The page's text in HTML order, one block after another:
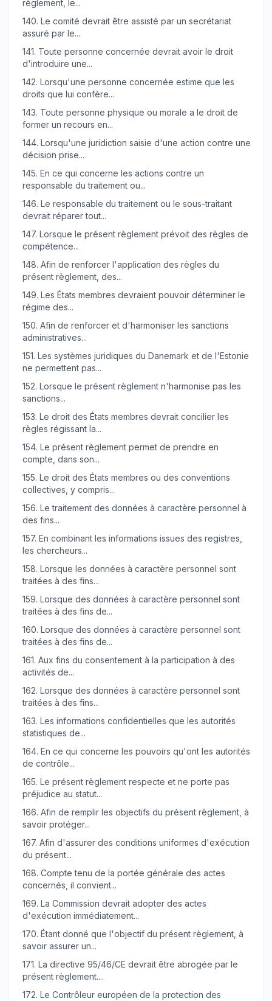
règlement, le...
140. Le comité devrait être assisté par un secrétariat
assuré par le...
141. Toute personne concernée devrait avoir le droit
d'introduire une...
142. Lorsqu'une personne concernée estime que les
droits que lui confère...
143. Toute personne physique ou morale a le droit de
former un recours en...
144. Lorsqu'une juridiction saisie d'une action contre une
décision prise...
145. En ce qui concerne les actions contre un
responsable du traitement ou...
146. Le responsable du traitement ou le sous-traitant
devrait réparer tout...
147. Lorsque le présent règlement prévoit des règles de
compétence...
148. Afin de renforcer l'application des règles du
présent règlement, des...
149. Les États membres devraient pouvoir déterminer le
régime des...
150. Afin de renforcer et d'harmoniser les sanctions
administratives...
151. Les systèmes juridiques du Danemark et de l'Estonie
ne permettent pas...
152. Lorsque le présent règlement n'harmonise pas les
sanctions...
153. Le droit des États membres devrait concilier les
règles régissant la...
154. Le présent règlement permet de prendre en
compte, dans son...
155. Le droit des États membres ou des conventions
collectives, y compris...
156. Le traitement des données à caractère personnel à
des fins...
157. En combinant les informations issues des registres,
les chercheurs...
158. Lorsque les données à caractère personnel sont
traitées à des fins...
159. Lorsque des données à caractère personnel sont
traitées à des fins de...
160. Lorsque des données à caractère personnel sont
traitées à des fins de...
161. Aux fins du consentement à la participation à des
activités de...
162. Lorsque des données à caractère personnel sont
traitées à des fins...
163. Les informations confidentielles que les autorités
statistiques de...
164. En ce qui concerne les pouvoirs qu'ont les autorités
de contrôle...
165. Le présent règlement respecte et ne porte pas
préjudice au statut...
166. Afin de remplir les objectifs du présent règlement, à
savoir protéger...
167. Afin d'assurer des conditions uniformes d'exécution
du présent...
168. Compte tenu de la portée générale des actes
concernés, il convient...
169. La Commission devrait adopter des actes
d'exécution immédiatement...
170. Étant donné que l'objectif du présent règlement, à
savoir assurer un...
171. La directive 95/46/CE devrait être abrogée par le
présent règlement....
172. Le Contrôleur européen de la protection des